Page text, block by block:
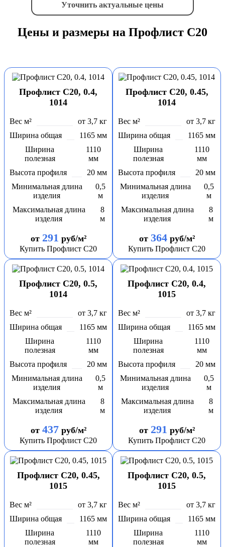
Уточнить актуальные цены
Цены и размеры на Профлист С20
Профлист С20, 0.4,
1014
Вес м²
от 3,7 кг
Ширина общая
1165 мм
Ширина
полезная
1110
мм
Высота профиля
20 мм
Минимальная длина
изделия
0,5
м
Максимальная длина
изделия
8
м
от 291 руб/м²
Купить Профлист С20
Профлист С20, 0.45,
1014
Вес м²
от 3,7 кг
Ширина общая
1165 мм
Ширина
полезная
1110
мм
Высота профиля
20 мм
Минимальная длина
изделия
0,5
м
Максимальная длина
изделия
8
м
от 364руб/м²
Купить Профлист С20
Профлист С20, 0.5,
1014
Вес м²
от 3,7 кг
Ширина общая
1165 мм
Ширина
полезная
1110
мм
Высота профиля
20 мм
Минимальная длина
изделия
0,5
м
Максимальная длина
изделия
8
м
от 437руб/м²
Купить Профлист С20
Профлист С20, 0.4,
1015
Вес м²
от 3,7 кг
Ширина общая
1165 мм
Ширина
полезная
1110
мм
Высота профиля
20 мм
Минимальная длина
изделия
0,5
м
Максимальная длина
изделия
8
м
от 291 руб/м²
Купить Профлист С20
Профлист С20, 0.45,
1015
Вес м²
от 3,7 кг
Ширина общая
1165 мм
Ширина
полезная
1110
мм
Профлист С20, 0.5,
1015
Вес м²
от 3,7 кг
Ширина общая
1165 мм
Ширина
полезная
1110
мм